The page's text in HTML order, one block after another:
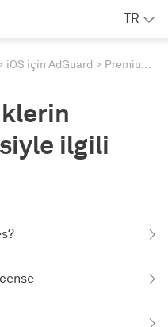
TR
iOS için AdGuard Premium özelliklerin etkinleştirilmesiyle ilgili sorunlar
ilgili